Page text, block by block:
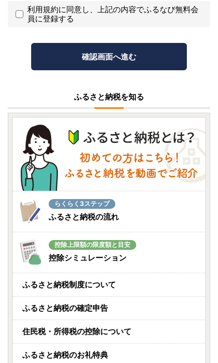
利用規約に同意し、上記の内容でふるなび無料会
員に登録する
ふるさと納税を知る
らくらく3ステップ
ふるさと納税の流れ
控除上限額の限度額と目安
控除シミュレーション
ふるさと納税制度について
ふるさと納税の確定申告
住民税・所得税の控除について
ふるさと納税のお礼特典